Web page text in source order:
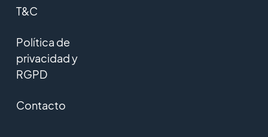
T&C
Política de
privacidad y
RGPD
Contacto